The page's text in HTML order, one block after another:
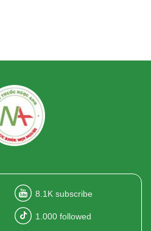
8.1K subscribe
1.000 followed